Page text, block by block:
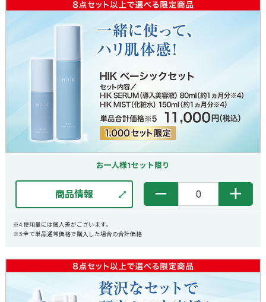
お一人様1セット限り
商品情報 － ＋
※4:使用量には個人差がございます。
※5:全て単品通常価格で購入した場合の合計価格